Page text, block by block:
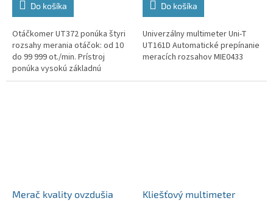
Do košíka
Otáčkomer UT372 ponúka štyri
rozsahy merania otáčok: od 10
do 99 999 ot./min. Prístroj
ponúka vysokú základnú
presnosť ±0,04 % +2, čo
Do košíka
Univerzálny multimeter Uni-T
UT161D Automatické prepínanie
meracích rozsahov MIE0433
Merač kvality ovzdušia
Kliešťový multimeter